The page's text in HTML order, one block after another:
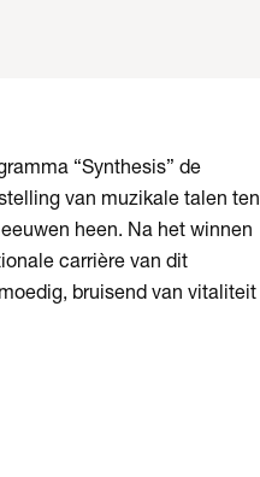
“Synthesis” de
van muzikale talen ten
heen. Na het winnen
carrière van dit
bruisend van vitaliteit